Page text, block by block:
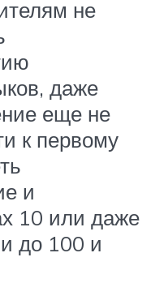
не
даже
еще не
к первому
и
10 или даже
до 100 и